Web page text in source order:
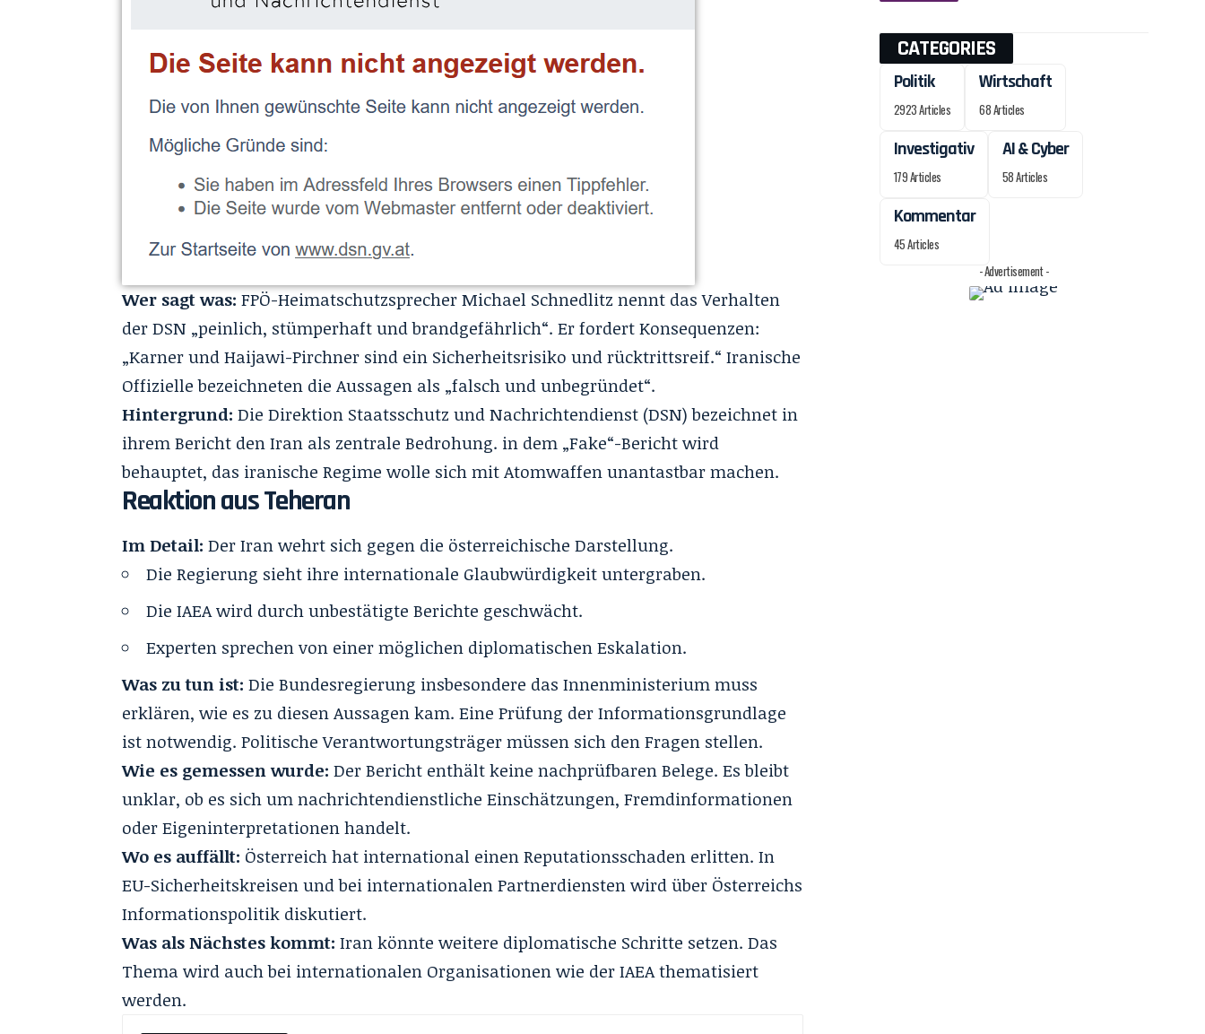
Wer sagt was:FPÖ-Heimatschutzsprecher Michael Schnedlitz nennt das Verhalten
der DSN „peinlich, stümperhaft und brandgefährlich“. Er fordert Konsequenzen:
„Karner und Haijawi-Pirchner sind ein Sicherheitsrisiko und rücktrittsreif.“ Iranische
Offizielle bezeichneten die Aussagen als „falsch und unbegründet“.
Hintergrund:Die Direktion Staatsschutz und Nachrichtendienst (DSN) bezeichnet in
ihrem Bericht den Iran als zentrale Bedrohung. in dem „Fake“-Bericht wird
behauptet, das iranische Regime wolle sich mit Atomwaffen unantastbar machen.
Reaktion aus Teheran
Im Detail:Der Iran wehrt sich gegen die österreichische Darstellung.
Die Regierung sieht ihre internationale Glaubwürdigkeit untergraben.
Die IAEA wird durch unbestätigte Berichte geschwächt.
Experten sprechen von einer möglichen diplomatischen Eskalation.
Was zu tun ist:Die Bundesregierung insbesondere das Innenministerium muss
erklären, wie es zu diesen Aussagen kam. Eine Prüfung der Informationsgrundlage
ist notwendig. Politische Verantwortungsträger müssen sich den Fragen stellen.
Wie es gemessen wurde:Der Bericht enthältkeine nachprüfbaren Belege. Es bleibt
unklar, ob es sich um nachrichtendienstliche Einschätzungen, Fremdinformationen
oder Eigeninterpretationen handelt.
Wo es auffällt: Österreich hat international einen Reputationsschaden erlitten. In
EU-Sicherheitskreisen und bei internationalen Partnerdiensten wird über Österreichs
Informationspolitik diskutiert.
Was als Nächstes kommt: Iran könnte weitere diplomatische Schritte setzen. Das
Thema wird auch bei internationalen Organisationen wie der IAEA thematisiert
werden.
CATEGORIES
Politik
2923 Articles
Wirtschaft
68 Articles
Investigativ
179 Articles
AI & Cyber
58 Articles
Kommentar
45 Articles
- Advertisement -